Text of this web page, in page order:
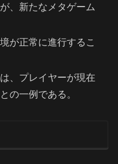
、新たなメタゲーム
が正常に進行するこ
、プレイヤーが現在
の一例である。